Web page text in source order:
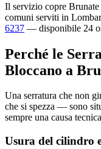
Il servizio copre
comuni serviti in
6237 — disponibile 24
Perché le
Bloccano a
Una serratura che non
che si spezza — sono
sempre una causa
Usura del cilindro